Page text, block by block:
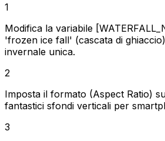
1
Modifica la variabile
'frozen ice fall' (cascata di
invernale unica.
2
Imposta il formato (Aspect Ratio)
fantastici sfondi verticali per
3